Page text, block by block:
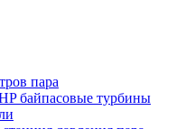
пара
байпасовые турбины